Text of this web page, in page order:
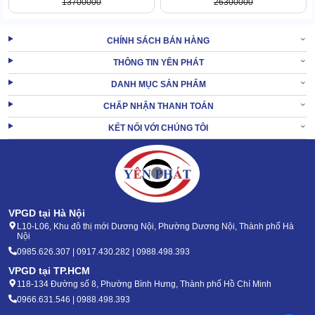
để bật máy. Sau đó chọn chế độ chà, hút rồi đánh máy đến
Bước 4: Sau khi vệ sinh, bạn gỡ bình chứa nước thải đi đổ.
Xả bỏ hết nước/hóa chất còn lại trong bình chứa nước sạch.
Sau đó, vệ sinh 2 bộ phận này rồi lau rửa qua máy, để ráo là
13700000 26300000
CHÍNH SÁCH BÁN HÀNG
THÔNG TIN YÊN PHÁT
DANH MỤC SẢN PHẨM
CHẤP NHẬN THANH TOÁN
KẾT NỐI VỚI CHÚNG TÔI
VPGD tại Hà Nội
L10-L06, Khu đô thị mới Dương Nội, Phường Dương Nội, Thành phố Hà
Nội
0985.626.307 | 0917.430.282 | 0988.498.393
VPGD tại TP.HCM
118-134 Đường số 8, Phường Bình Hưng, Thành phố Hồ Chí Minh
0966.631.546 | 0988.498.393